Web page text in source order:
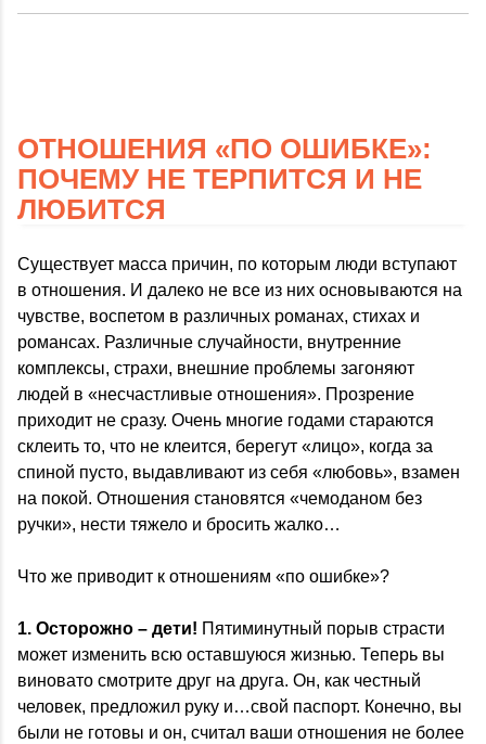
ОТНОШЕНИЯ «ПО ОШИБКЕ»:
ПОЧЕМУ НЕ ТЕРПИТСЯ И НЕ
ЛЮБИТСЯ
Существует масса причин, по которым люди вступают
в отношения. И далеко не все из них основываются на
чувстве, воспетом в различных романах, стихах и
романсах. Различные случайности, внутренние
комплексы, страхи, внешние проблемы загоняют
людей в «несчастливые отношения». Прозрение
приходит не сразу. Очень многие годами стараются
склеить то, что не клеится, берегут «лицо», когда за
спиной пусто, выдавливают из себя «любовь», взамен
на покой. Отношения становятся «чемоданом без
ручки», нести тяжело и бросить жалко…
Что же приводит к отношениям «по ошибке»?
1. Осторожно – дети! Пятиминутный порыв страсти
может изменить всю оставшуюся жизнью. Теперь вы
виновато смотрите друг на друга. Он, как честный
человек, предложил руку и…свой паспорт. Конечно, вы
были не готовы и он, считал ваши отношения не более